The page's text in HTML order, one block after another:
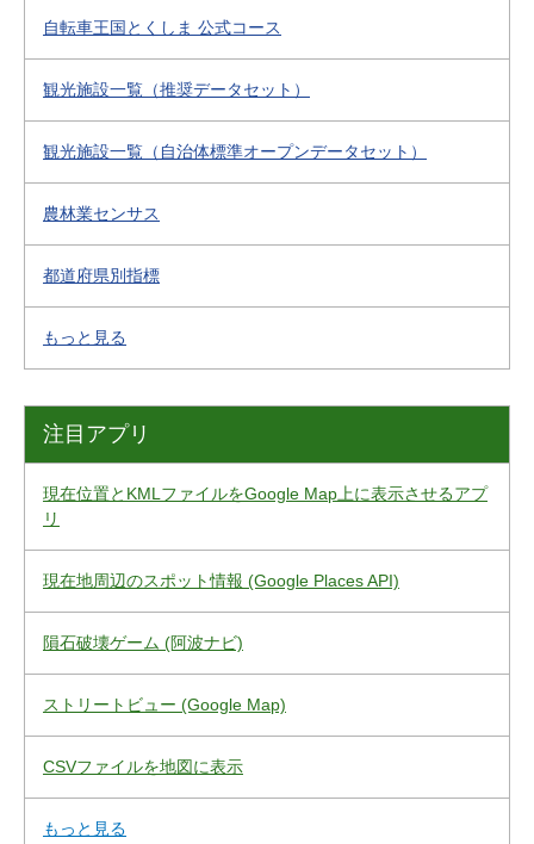
自転車王国とくしま 公式コース
観光施設一覧（推奨データセット）
観光施設一覧（自治体標準オープンデータセット）
農林業センサス
都道府県別指標
もっと見る
注目アプリ
現在位置とKMLファイルをGoogle Map上に表示させるアプ
リ
現在地周辺のスポット情報 (Google Places API)
隕石破壊ゲーム (阿波ナビ)
ストリートビュー (Google Map)
CSVファイルを地図に表示
もっと見る